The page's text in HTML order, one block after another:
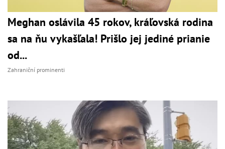
Meghan oslávila 45 rokov, kráľovská rodina
sa na ňu vykašľala! Prišlo jej jediné prianie
od...
Zahraniční prominenti